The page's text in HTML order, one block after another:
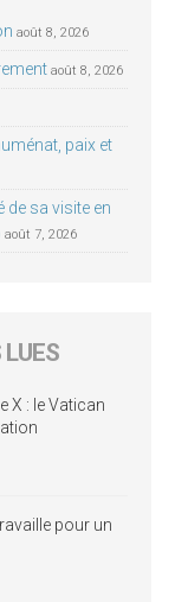
août 8, 2026
août 8, 2026
paix et
de sa visite en
août 7, 2026
X : le Vatican
pour un